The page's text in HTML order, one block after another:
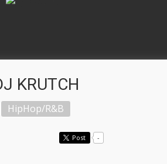
KRUTCH
HipHop/R&B
Post -